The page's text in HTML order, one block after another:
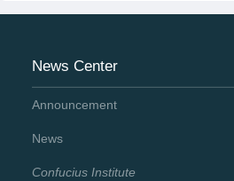
News Center
Announcement
News
Confucius Institute